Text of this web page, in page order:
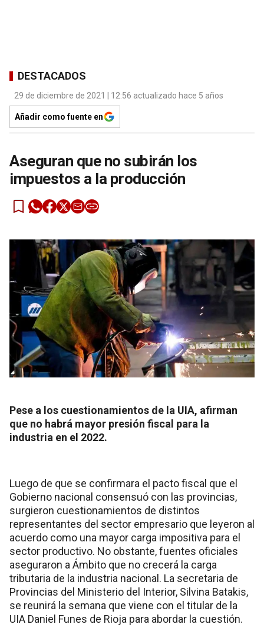
DESTACADOS
29 de diciembre de 2021 | 12:56 actualizado hace 5 años
Añadir como fuente en
Aseguran que no subirán los
impuestos a la producción
Pese a los cuestionamientos de la UIA, afirman
que no habrá mayor presión fiscal para la
industria en el 2022.
Luego de que se confirmara el pacto fiscal que el
Gobierno nacional consensuó con las provincias,
surgieron cuestionamientos de distintos
representantes del sector empresario que leyeron al
acuerdo como una mayor carga impositiva para el
sector productivo. No obstante, fuentes oficiales
aseguraron a Ámbito que no crecerá la carga
tributaria de la industria nacional. La secretaria de
Provincias del Ministerio del Interior, Silvina Batakis,
se reunirá la semana que viene con el titular de la
UIA Daniel Funes de Rioja para abordar la cuestión.